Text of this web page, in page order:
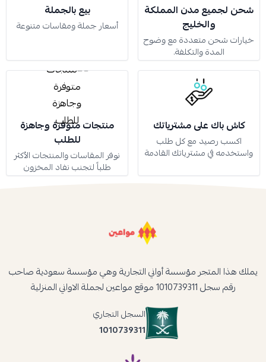
شحن لجميع مدن المملكة
والخليج
خيارات شحن متعددة مع وضوح
المدة والتكلفة.
بيع بالجملة
أسعار جملة ومقاسات متنوعة
كاش باك على مشترياتك
اكسب رصيد مع كل طلب
واستخدمه في مشترياتك القادمة
منتجات متوفرة وجاهزة
للطلب
نوفر المقاسات والمنتجات الأكثر
طلباً لتجنب نفاد المخزون
يملك هذا المتجر مؤسسة أواني التجارية وهي مؤسسة سعودية صاحب
رقم سجل 1010739311 موقع مواعين لجملة الاواني المنزلية
السجل التجاري
1010739311